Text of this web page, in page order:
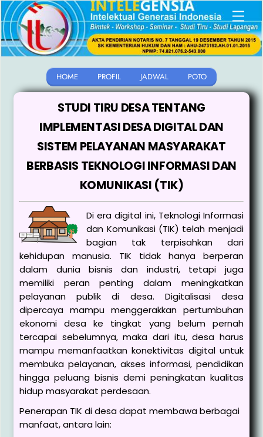
Skip
to
content
HOME PROFIL JADWAL POTO
STUDI TIRU DESA TENTANG
IMPLEMENTASI DESA DIGITAL DAN
SISTEM PELAYANAN MASYARAKAT
BERBASIS TEKNOLOGI INFORMASI DAN
KOMUNIKASI (TIK)
Di era digital ini, Teknologi Informasi
dan Komunikasi (TIK) telah menjadi
bagian tak terpisahkan dari
kehidupan manusia. TIK tidak hanya berperan
dalam dunia bisnis dan industri, tetapi juga
memiliki peran penting dalam meningkatkan
pelayanan publik di desa. Digitalisasi desa
dipercaya mampu menggerakkan pertumbuhan
ekonomi desa ke tingkat yang belum pernah
tercapai sebelumnya, maka dari itu, desa harus
mampu memanfaatkan konektivitas digital untuk
membuka pelayanan, akses informasi, pendidikan
hingga peluang bisnis demi peningkatan kualitas
hidup masyarakat perdesaan.
Penerapan TIK di desa dapat membawa berbagai
manfaat, antara lain: